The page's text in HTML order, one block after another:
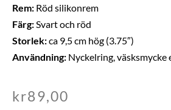
Rem: Röd silikonrem
Färg: Svart och röd
Storlek:ca 9,5 cm hög (3.75″)
Användning: Nyckelring,
kr89,00